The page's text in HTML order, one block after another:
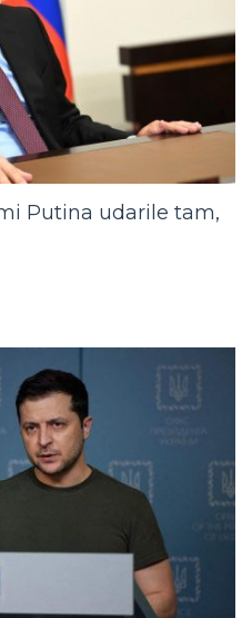
Putina udarile tam,